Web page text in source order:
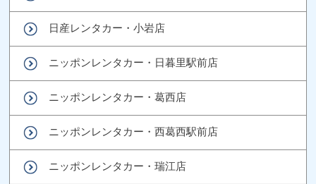
日産レンタカー・小岩店
ニッポンレンタカー・日暮里駅前店
ニッポンレンタカー・葛西店
ニッポンレンタカー・西葛西駅前店
ニッポンレンタカー・瑞江店